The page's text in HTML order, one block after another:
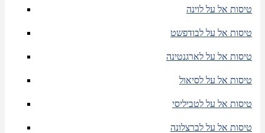
טיסות אל על לוינה
טיסות אל על לבודפשט
טיסות אל על לארגנטינה
טיסות אל על לסיאול
טיסות אל על לטביליסי
טיסות אל על לברצלונה